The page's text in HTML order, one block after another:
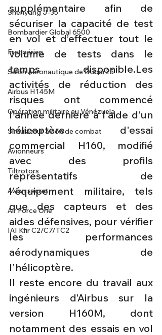
Shenyang J-35
Bombardier Global 6500
Fret aérien
Salon Aéronautique de Dubaï 25
Airbus H145M
Opération militaire au Vénézuela
Simulateur avion de combat
Avionneurs
Tiltrotors
Avion secret
Air Force One
IAI Kfir C2/C7/TC2
supplémentaire afin de
sécuriser la capacité de test
en vol et d’effectuer tout le
volume de tests dans le
temps disponible.Les
activités de réduction des
risques ont commencé
l'année dernière à l'aide d'un
hélicoptère d'essai
commercial H160, modifié
avec des profils
représentatifs de
l'équipement militaire, tels
que des capteurs et des
aides défensives, pour vérifier
les performances
aérodynamiques de
l'hélicoptère.
Il reste encore du travail aux
ingénieurs d’Airbus sur la
version H160M, dont
notamment des essais en vol